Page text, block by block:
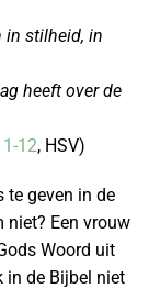
in stilheid, in
heeft over de
12, HSV)
te geven in de
niet? Een vrouw
Woord uit
in de Bijbel niet